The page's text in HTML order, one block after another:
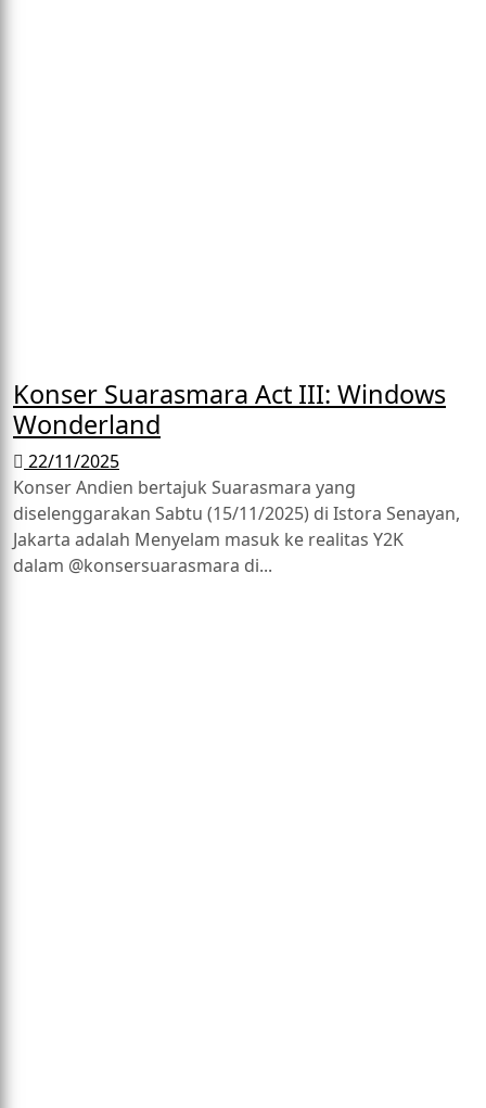
Konser Suarasmara Act III: Windows
Wonderland
22/11/2025
Konser Andien bertajuk Suarasmara yang
diselenggarakan Sabtu (15/11/2025) di Istora Senayan,
Jakarta adalah Menyelam masuk ke realitas Y2K
dalam @konsersuarasmara di...